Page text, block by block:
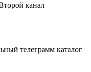
канал
телеграмм каталог